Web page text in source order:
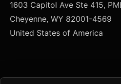
1603 Capitol Ave Ste 415,
Cheyenne, WY 82001-4569
United States of America